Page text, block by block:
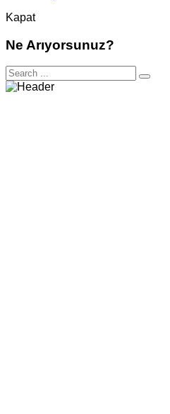
Kapat
Ne Arıyorsunuz?